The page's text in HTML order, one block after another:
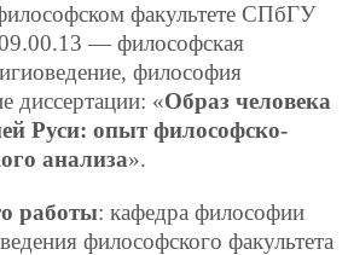
факультете СПбГУ
— философская
философия
диссертации: «Образ человека
Руси: опыт философско-
анализа».
работы: кафедра философии
философского факультета